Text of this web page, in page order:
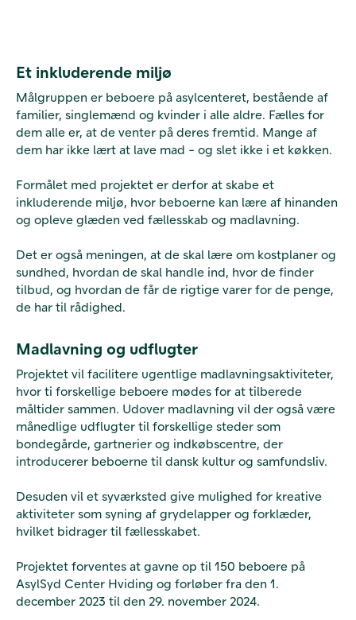
Et inkluderende miljø
Målgruppen er beboere på asylcenteret, bestående af
familier, singlemænd og kvinder i alle aldre. Fælles for
dem alle er, at de venter på deres fremtid. Mange af
dem har ikke lært at lave mad - og slet ikke i et køkken.
Formålet med projektet er derfor at skabe et
inkluderende miljø, hvor beboerne kan lære af hinanden
og opleve glæden ved fællesskab og madlavning.
Det er også meningen, at de skal lære om kostplaner og
sundhed, hvordan de skal handle ind, hvor de finder
tilbud, og hvordan de får de rigtige varer for de penge,
de har til rådighed.
Madlavning og udflugter
Projektet vil facilitere ugentlige madlavningsaktiviteter,
hvor ti forskellige beboere mødes for at tilberede
måltider sammen. Udover madlavning vil der også være
månedlige udflugter til forskellige steder som
bondegårde, gartnerier og indkøbscentre, der
introducerer beboerne til dansk kultur og samfundsliv.
Desuden vil et syværksted give mulighed for kreative
aktiviteter som syning af grydelapper og forklæder,
hvilket bidrager til fællesskabet.
Projektet forventes at gavne op til 150 beboere på
AsylSyd Center Hviding og forløber fra den 1.
december 2023 til den 29. november 2024.